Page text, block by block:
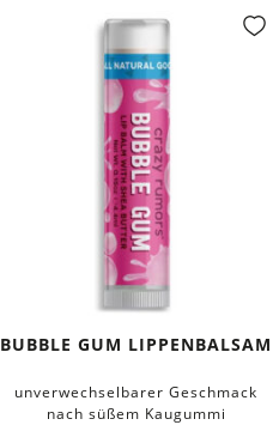
BUBBLE GUM LIPPENBALSAM
unverwechselbarer Geschmack
nach süßem Kaugummi